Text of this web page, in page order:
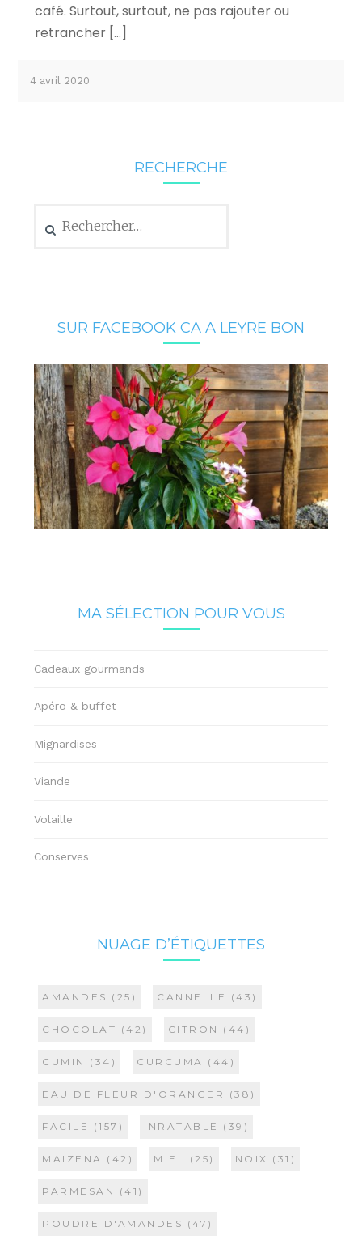
café. Surtout, surtout, ne pas rajouter ou
retrancher […]
4 avril 2020
RECHERCHE
SUR FACEBOOK CA A LEYRE BON
MA SÉLECTION POUR VOUS
Cadeaux gourmands
Apéro & buffet
Mignardises
Viande
Volaille
Conserves
NUAGE D’ÉTIQUETTES
AMANDES (25) CANNELLE (43)
CHOCOLAT (42) CITRON (44)
CUMIN (34) CURCUMA (44)
EAU DE FLEUR D'ORANGER (38)
FACILE (157) INRATABLE (39)
MAIZENA (42) MIEL (25) NOIX (31)
PARMESAN (41)
POUDRE D'AMANDES (47)